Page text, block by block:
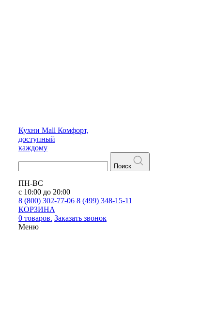
Кухни Mall Комфорт,
доступный
каждому
Поиск
ПН-ВС
с 10:00 до 20:00
8 (800) 302-77-06 8 (499) 348-15-11
КОРЗИНА
0 товаров. Заказать звонок
Меню